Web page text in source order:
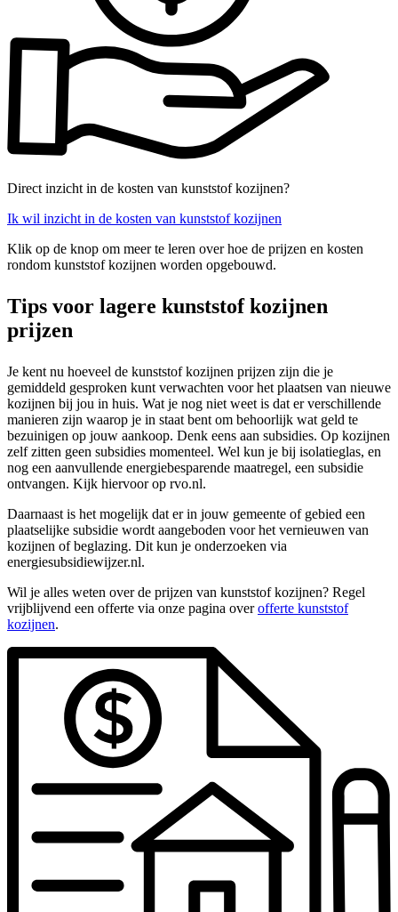
Direct inzicht in de kosten van kunststof kozijnen?
Ik wil inzicht in de kosten van kunststof kozijnen
Klik op de knop om meer te leren over hoe de prijzen en kosten
rondom kunststof kozijnen worden opgebouwd.
Tips voor lagere kunststof kozijnen
prijzen
Je kent nu hoeveel de kunststof kozijnen prijzen zijn die je
gemiddeld gesproken kunt verwachten voor het plaatsen van nieuwe
kozijnen bij jou in huis. Wat je nog niet weet is dat er verschillende
manieren zijn waarop je in staat bent om behoorlijk wat geld te
bezuinigen op jouw aankoop. Denk eens aan subsidies. Op kozijnen
zelf zitten geen subsidies momenteel. Wel kun je bij isolatieglas, en
nog een aanvullende energiebesparende maatregel, een subsidie
ontvangen. Kijk hiervoor op rvo.nl.
Daarnaast is het mogelijk dat er in jouw gemeente of gebied een
plaatselijke subsidie wordt aangeboden voor het vernieuwen van
kozijnen of beglazing. Dit kun je onderzoeken via
energiesubsidiewijzer.nl.
Wil je alles weten over de prijzen van kunststof kozijnen? Regel
vrijblijvend een offerte via onze pagina overofferte kunststof
kozijnen.